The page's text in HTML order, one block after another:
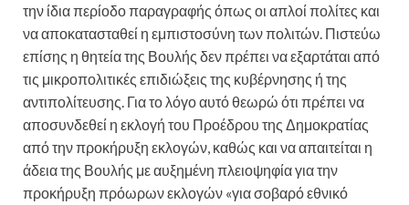
την ίδια περίοδο παραγραφής όπως οι απλοί πολίτες και
να αποκατασταθεί η εμπιστοσύνη των πολιτών. Πιστεύω
επίσης η θητεία της Βουλής δεν πρέπει να εξαρτάται από
τις μικροπολιτικές επιδιώξεις της κυβέρνησης ή της
αντιπολίτευσης. Για το λόγο αυτό θεωρώ ότι πρέπει να
αποσυνδεθεί η εκλογή του Προέδρου της Δημοκρατίας
από την προκήρυξη εκλογών, καθώς και να απαιτείται η
άδεια της Βουλής με αυξημένη πλειοψηφία για την
προκήρυξη πρόωρων εκλογών «για σοβαρό εθνικό